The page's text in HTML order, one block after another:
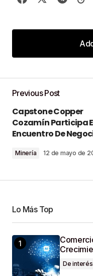
publicada. Los
marcados con*
Comment*
Your E-Mail*
Previous Post
Capstone Copper
Cozamín Participa
Encuentro De
Minería 12 de mayo de
Lo Más Top
De interés